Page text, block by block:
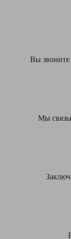
Вы звоните
Мы